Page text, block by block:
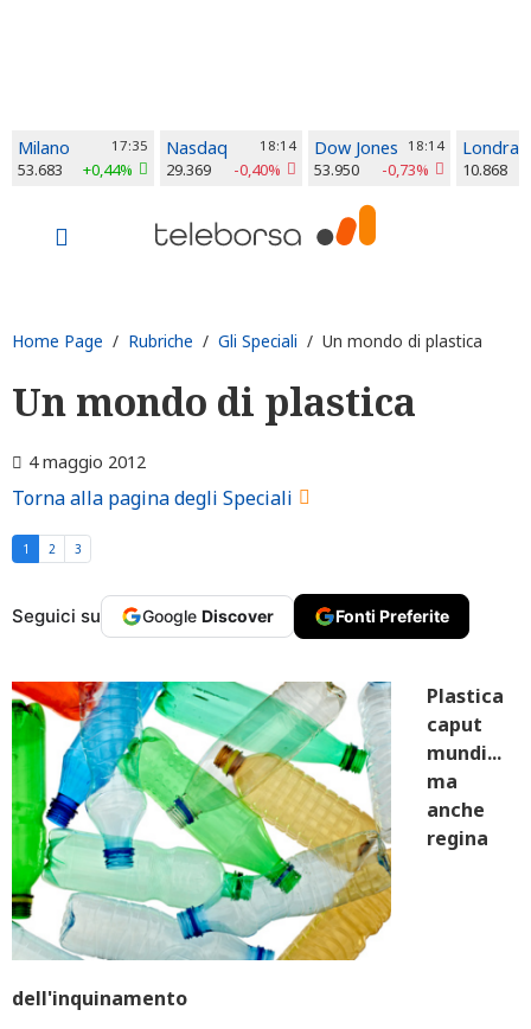
Milano 17:35
53.683 +0,44%
Nasdaq 18:14
29.369 -0,40%
Dow Jones 18:14
53.950 -0,73%
Londra
10.868
Home Page / Rubriche / Gli Speciali / Un mondo di plastica
Un mondo di plastica
4 maggio 2012
Torna alla pagina degli Speciali
1 2 3
Seguici su Google Discover Fonti Preferite
Plastica
caput
mundi...
ma
anche
regina
dell'inquinamento